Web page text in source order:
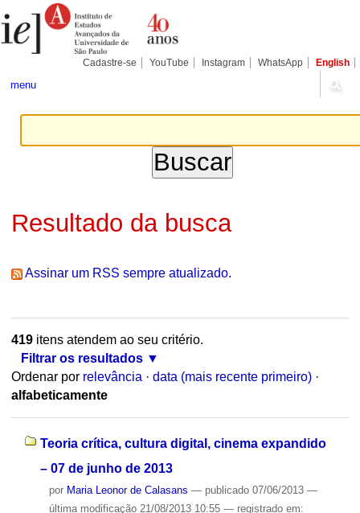
para
conteúdo.
Pessoais
Cadastre-se YouTube Instagram WhatsApp English
menu
Resultado da busca
Assinar um RSS sempre atualizado.
419itens atendem ao seu critério.
Filtrar os resultados
Ordenar por relevância · data (mais recente primeiro) ·
alfabeticamente
Teoria crítica, cultura digital, cinema expandido
– 07 de junho de 2013
por Maria Leonor de Calasans — publicado07/06/2013 —
última modificação21/08/2013 10:55 — registrado em: